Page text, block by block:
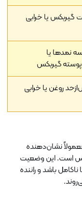
یا خرابی
نمدها یا
گیربکس
روغن یا خرابی
نشان‌دهنده
است. این وضعیت
باشد و راننده